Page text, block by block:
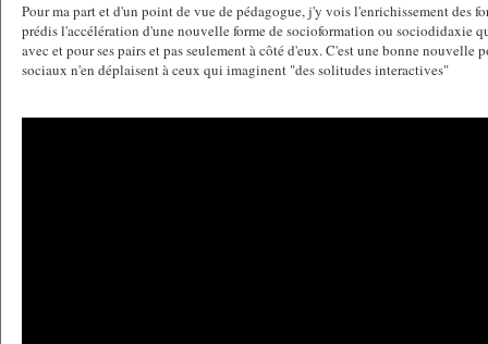
Pour ma part et d'un point de vue de pédagogue, j'y vois l'enrichissement des
prédis l'accélération d'une nouvelle forme de socioformation ou sociodidaxie
avec et pour ses pairs et pas seulement à côté d'eux. C'est une bonne nouvelle
sociaux n'en déplaisent à ceux qui imaginent "des solitudes interactives"